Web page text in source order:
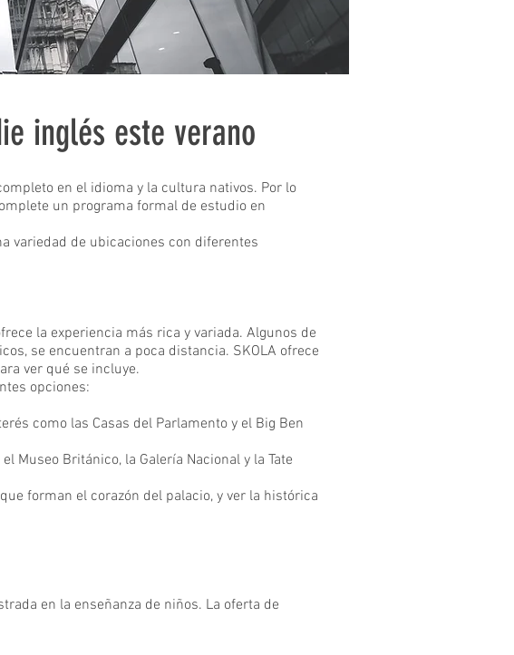
inglés este verano
en el idioma y la cultura nativos. Por lo
un programa formal de estudio en
variedad de ubicaciones con diferentes
la experiencia más rica y variada. Algunos de
se encuentran a poca distancia. SKOLA ofrece
ver qué se incluye.
opciones:
como las Casas del Parlamento y el Big Ben
Museo Británico, la Galería Nacional y la Tate
forman el corazón del palacio, y ver la histórica
en la enseñanza de niños. La oferta de